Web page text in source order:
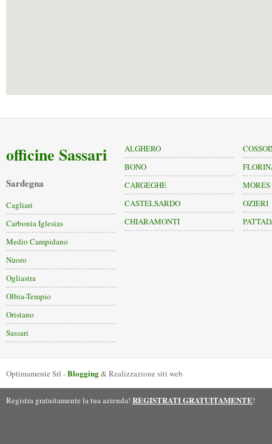
officine Sassari
Sardegna
Cagliari
Carbonia Iglesias
Medio Campidano
Nuoro
Ogliastra
Olbia-Tempio
Oristano
Sassari
ALGHERO
BONO
CARGEGHE
CASTELSARDO
CHIARAMONTI
MORES
OZIERI
Optimamente Srl -Blogging& Realizzazione siti web
Registra gratuitamente la tua azienda! REGISTRATI GRATUITAMENTE!